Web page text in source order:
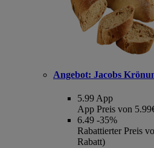
Angebot: Jacobs
5.99 App
App Preis von
6.49 -35%
Rabattierter Preis
Rabatt)